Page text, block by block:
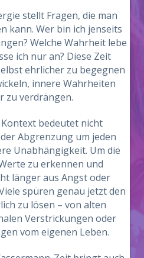
stellt Fragen, die man
kann. Wer bin ich jenseits
Welche Wahrheit lebe
ich nur an? Diese Zeit
ehrlicher zu begegnen
innere Wahrheiten
zu verdrängen.
bedeutet nicht
Abgrenzung um jeden
Unabhängigkeit. Um die
zu erkennen und
länger aus Angst oder
spüren genau jetzt den
zu lösen – von alten
Verstrickungen oder
vom eigenen Leben.